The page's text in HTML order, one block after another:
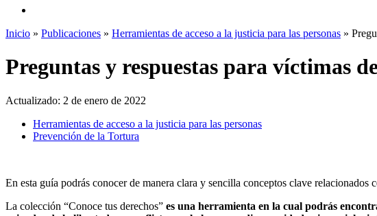
Inicio » Publicaciones » Herramientas de acceso a la justicia para las personas »
Preguntas y respuestas para víctimas
Actualizado: 2 de enero de 2022
Herramientas de acceso a la justicia para las personas
Prevención de la Tortura
En esta guía podrás conocer de manera clara y sencilla conceptos clave
La colección “Conoce tus derechos” es una herramienta en la cual podrás